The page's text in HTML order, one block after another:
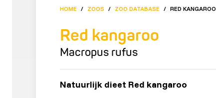
HOME / ZOOS / ZOO DATABASE / RED KANGAROO
Red kangaroo
Macropus rufus
Natuurlijk dieet Red kangaroo